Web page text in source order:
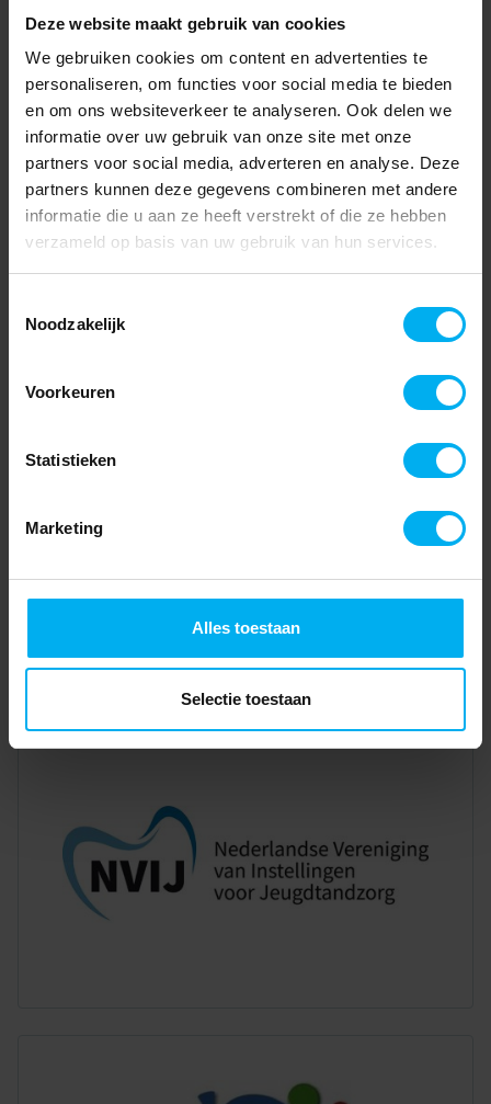
Deze website maakt gebruik van cookies
We gebruiken cookies om content en advertenties te
personaliseren, om functies voor social media te bieden
en om ons websiteverkeer te analyseren. Ook delen we
informatie over uw gebruik van onze site met onze
partners voor social media, adverteren en analyse. Deze
partners kunnen deze gegevens combineren met andere
informatie die u aan ze heeft verstrekt of die ze hebben
verzameld op basis van uw gebruik van hun services.
Noodzakelijk
Voorkeuren
Statistieken
Marketing
Alles toestaan
Selectie toestaan